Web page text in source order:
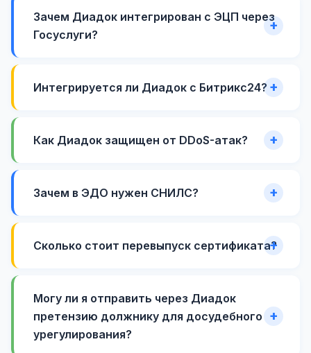
Зачем Диадок интегрирован с ЭЦП через
Госуслуги?
Интегрируется ли Диадок с Битрикс24?
Как Диадок защищен от DDoS-атак?
Зачем в ЭДО нужен СНИЛС?
Сколько стоит перевыпуск сертификата?
Могу ли я отправить через Диадок
претензию должнику для досудебного
урегулирования?